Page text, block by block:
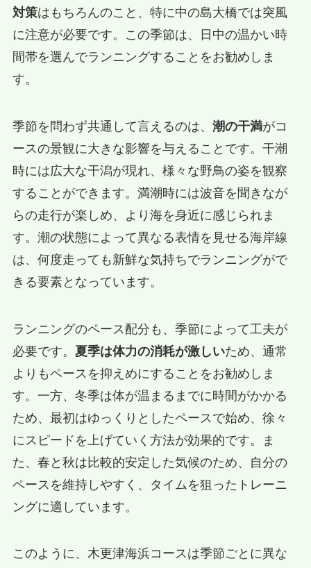
対策はもちろんのこと、特に中の島大橋では突風
に注意が必要です。この季節は、日中の温かい時
間帯を選んでランニングすることをお勧めしま
す。
季節を問わず共通して言えるのは、 潮の干満がコ
ースの景観に大きな影響を与えることです。干潮
時には広大な干潟が現れ、様々な野鳥の姿を観察
することができます。満潮時には波音を聞きなが
らの走行が楽しめ、より海を身近に感じられま
す。潮の状態によって異なる表情を見せる海岸線
は、何度走っても新鮮な気持ちでランニングがで
きる要素となっています。
ランニングのペース配分も、季節によって工夫が
必要です。 夏季は体力の消耗が激しいため、通常
よりもペースを抑えめにすることをお勧めしま
す。一方、冬季は体が温まるまでに時間がかかる
ため、最初はゆっくりとしたペースで始め、徐々
にスピードを上げていく方法が効果的です。ま
た、春と秋は比較的安定した気候のため、自分の
ペースを維持しやすく、タイムを狙ったトレーニ
ングに適しています。
このように、木更津海浜コースは季節ごとに異な